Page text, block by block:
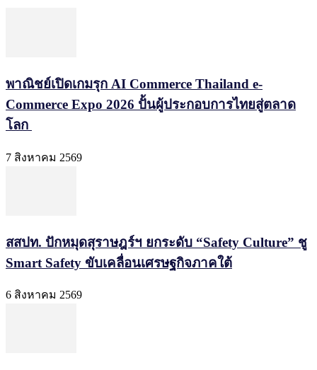
พาณิชย์เปิดเกมรุก AI Commerce Thailand e-
Commerce Expo 2026 ปั้นผู้ประกอบการไทยสู่ตลาด
โลก
7 สิงหาคม 2569
สสปท. ปักหมุดสุราษฎร์ฯ ยกระดับ “Safety Culture” ชู
Smart Safety ขับเคลื่อนเศรษฐกิจภาคใต้
6 สิงหาคม 2569